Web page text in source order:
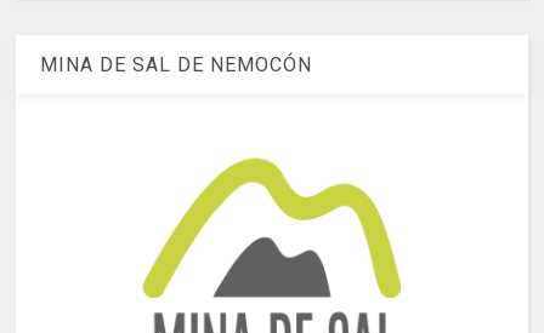
MINA DE SAL DE NEMOCÓN